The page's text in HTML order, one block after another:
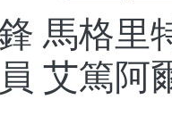
馬格里
艾篤阿